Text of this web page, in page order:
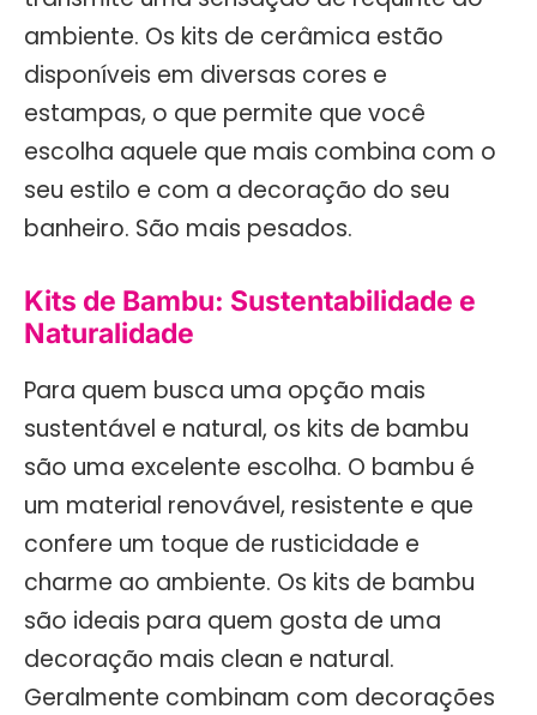
ambiente. Os kits de cerâmica estão
disponíveis em diversas cores e
estampas, o que permite que você
escolha aquele que mais combina com o
seu estilo e com a decoração do seu
banheiro. São mais pesados.
Kits de Bambu: Sustentabilidade e
Naturalidade
Para quem busca uma opção mais
sustentável e natural, os kits de bambu
são uma excelente escolha. O bambu é
um material renovável, resistente e que
confere um toque de rusticidade e
charme ao ambiente. Os kits de bambu
são ideais para quem gosta de uma
decoração mais clean e natural.
Geralmente combinam com decorações